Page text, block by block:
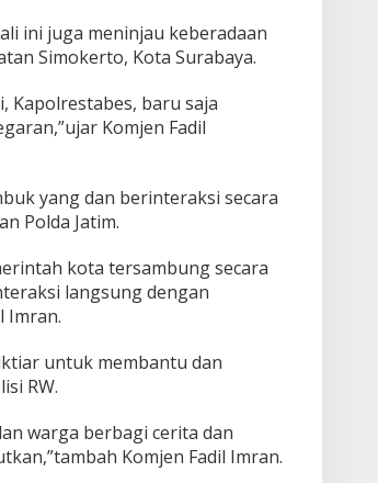
ini juga meninjau keberadaan
Simokerto, Kota Surabaya.
Kapolrestabes, baru saja
Komjen Fadil
yang dan berinteraksi secara
Polda Jatim.
kota tersambung secara
langsung dengan
Imran.
untuk membantu dan
RW.
warga berbagi cerita dan
Komjen Fadil Imran.